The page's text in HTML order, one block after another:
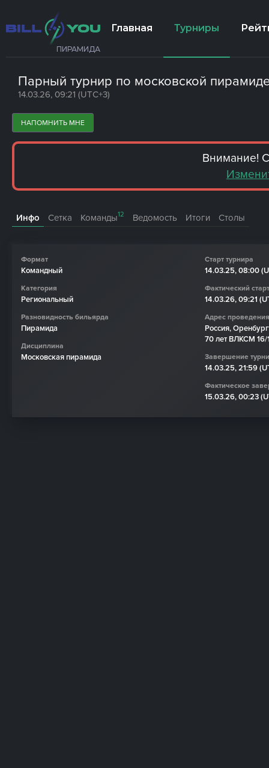
ПИРАМИДА
Главная Турниры
Парный турнир по московской
14.03.26, 09:21 (UTC+3)
НАПОМНИТЬ МНЕ
Внимание!
Инфо Сетка Команды12 Ведомость Итоги Столы
Формат
Командный
Категория
Региональный
Разновидность бильярда
Пирамида
Дисциплина
Московская пирамида
Старт турнира
14.03.25, 08:00
Фактический
14.03.26, 09:21
Адрес проведения
Россия,
70 лет ВЛКСМ 16/
Завершение
14.03.25, 21:59
Фактическое
15.03.26, 00:23